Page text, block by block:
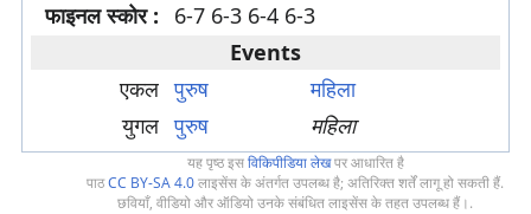
फाइनल स्कोर :
6-7 6-3 6-4 6-3
Events
एकल पुरुष
महिला
युगल पुरुष महिला
यह पृष्ठ इसविकिपीडिया लेखपर आधारित है
पाठCC BY-SA 4.0लाइसेंस के अंतर्गत उपलब्ध है; अतिरिक्त शर्तें लागू हो सकती हैं.
छवियाँ, वीडियो और ऑडियो उनके संबंधित लाइसेंस के तहत उपलब्ध हैं।.